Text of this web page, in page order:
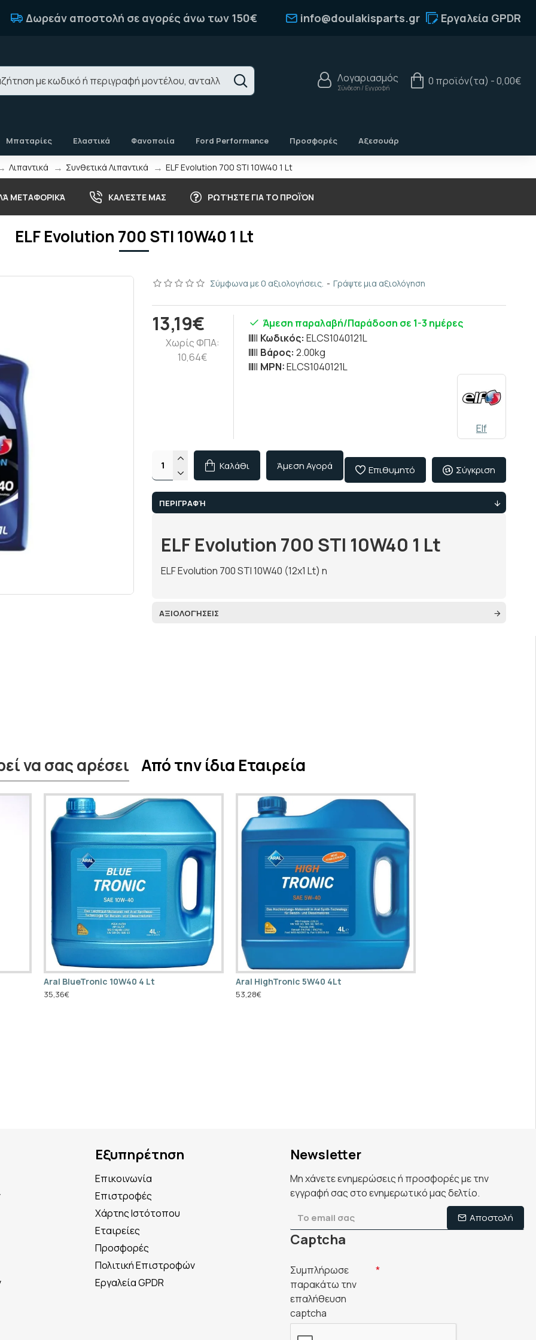
Δωρεάν αποστολή σε αγορές άνω των 150€ info@doulakisparts.gr Εργαλεία GPDR
Λογαριασμός
Σύνδεση / Εγγραφή
0 προϊόν(τα) - 0,00€
Μπαταρίες Ελαστικά Φανοποιία Ford Performance Προσφορές Αξεσουάρ
Λιπαντικά Συνθετικά Λιπαντικά ELF Evolution 700 STΙ 10W40 1 Lt
ΜΕΤΑΦΟΡΙΚΆ ΚΑΛΈΣΤΕ ΜΑΣ ΡΩΤΉΣΤΕ ΓΙΑ ΤΟ ΠΡΟΪΌΝ
ELF Evolution 700 STΙ 10W40 1 Lt
Σύμφωνα με 0 αξιολογήσεις. - Γράψτε μια αξιολόγηση
13,19€
Χωρίς ΦΠΑ:
10,64€
Άμεση παραλαβή/Παράδοση σε 1-3 ημέρες
Κωδικός: ELCS1040121L
Βάρος: 2.00kg
MPN:ELCS1040121L
Elf
Καλάθι Άμεση Αγορά Επιθυμητό Σύγκριση
ΠΕΡΙΓΡΑΦΉ
ELF Evolution 700 STΙ 10W40 1 Lt
ELF Evolution 700 STΙ 10W40 (12x1 Lt) n
ΑΞΙΟΛΟΓΉΣΕΙΣ
να σας αρέσει Από την ίδια Εταιρεία
Aral BlueTronic 10W40 4 Lt
35,36€
Aral HighTronic 5W40 4Lt
53,28€
Εξυπηρέτηση
Επικοινωνία
Επιστροφές
Χάρτης Ιστότοπου
Εταιρείες
Προσφορές
Πολιτική Επιστροφών
Εργαλεία GPDR
Newsletter
Μη χάνετε ενημερώσεις ή προσφορές με την
εγγραφή σας στο ενημερωτικό μας δελτίο.
Αποστολή
Captcha
Συμπλήρωσε
παρακάτω την
επαλήθευση
captcha